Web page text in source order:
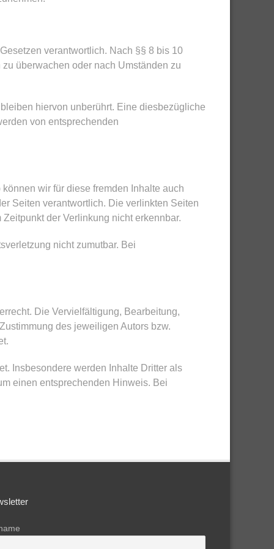
verantwortlich. Nach §§ 8 bis 10
überwachen oder nach Umständen zu
hiervon unberührt. Eine diesbezügliche
von entsprechenden
wir für diese fremden Inhalte auch
Seiten verantwortlich. Die verlinkten Seiten
der Verlinkung nicht erkennbar.
nicht zumutbar. Bei
Die Vervielfältigung, Bearbeitung,
des jeweiligen Autors bzw.
Insbesondere werden Inhalte Dritter als
einen entsprechenden Hinweis. Bei